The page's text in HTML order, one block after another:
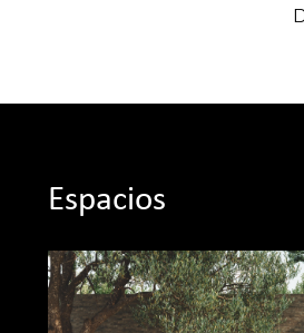
Espacios